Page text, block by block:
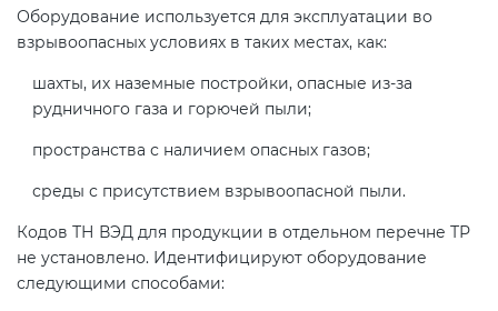
Оборудование используется для эксплуатации во
взрывоопасных условиях в таких местах, как:
шахты, их наземные постройки, опасные из-за
рудничного газа и горючей пыли;
пространства с наличием опасных газов;
среды с присутствием взрывоопасной пыли.
Кодов ТН ВЭД для продукции в отдельном перечне ТР
не установлено. Идентифицируют оборудование
следующими способами: